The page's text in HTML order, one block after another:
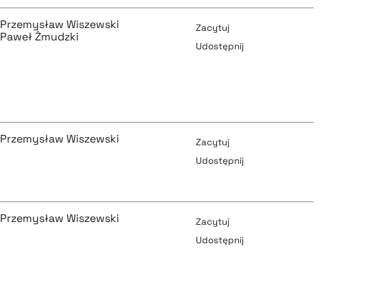
pobierz cytat
pobierz cytat
Przemysław Wiszewski
Paweł Żmudzki
Zacytuj
Udostępnij
pobierz cytat
Przemysław Wiszewski
Zacytuj
Udostępnij
Przemysław Wiszewski
Zacytuj
Udostępnij